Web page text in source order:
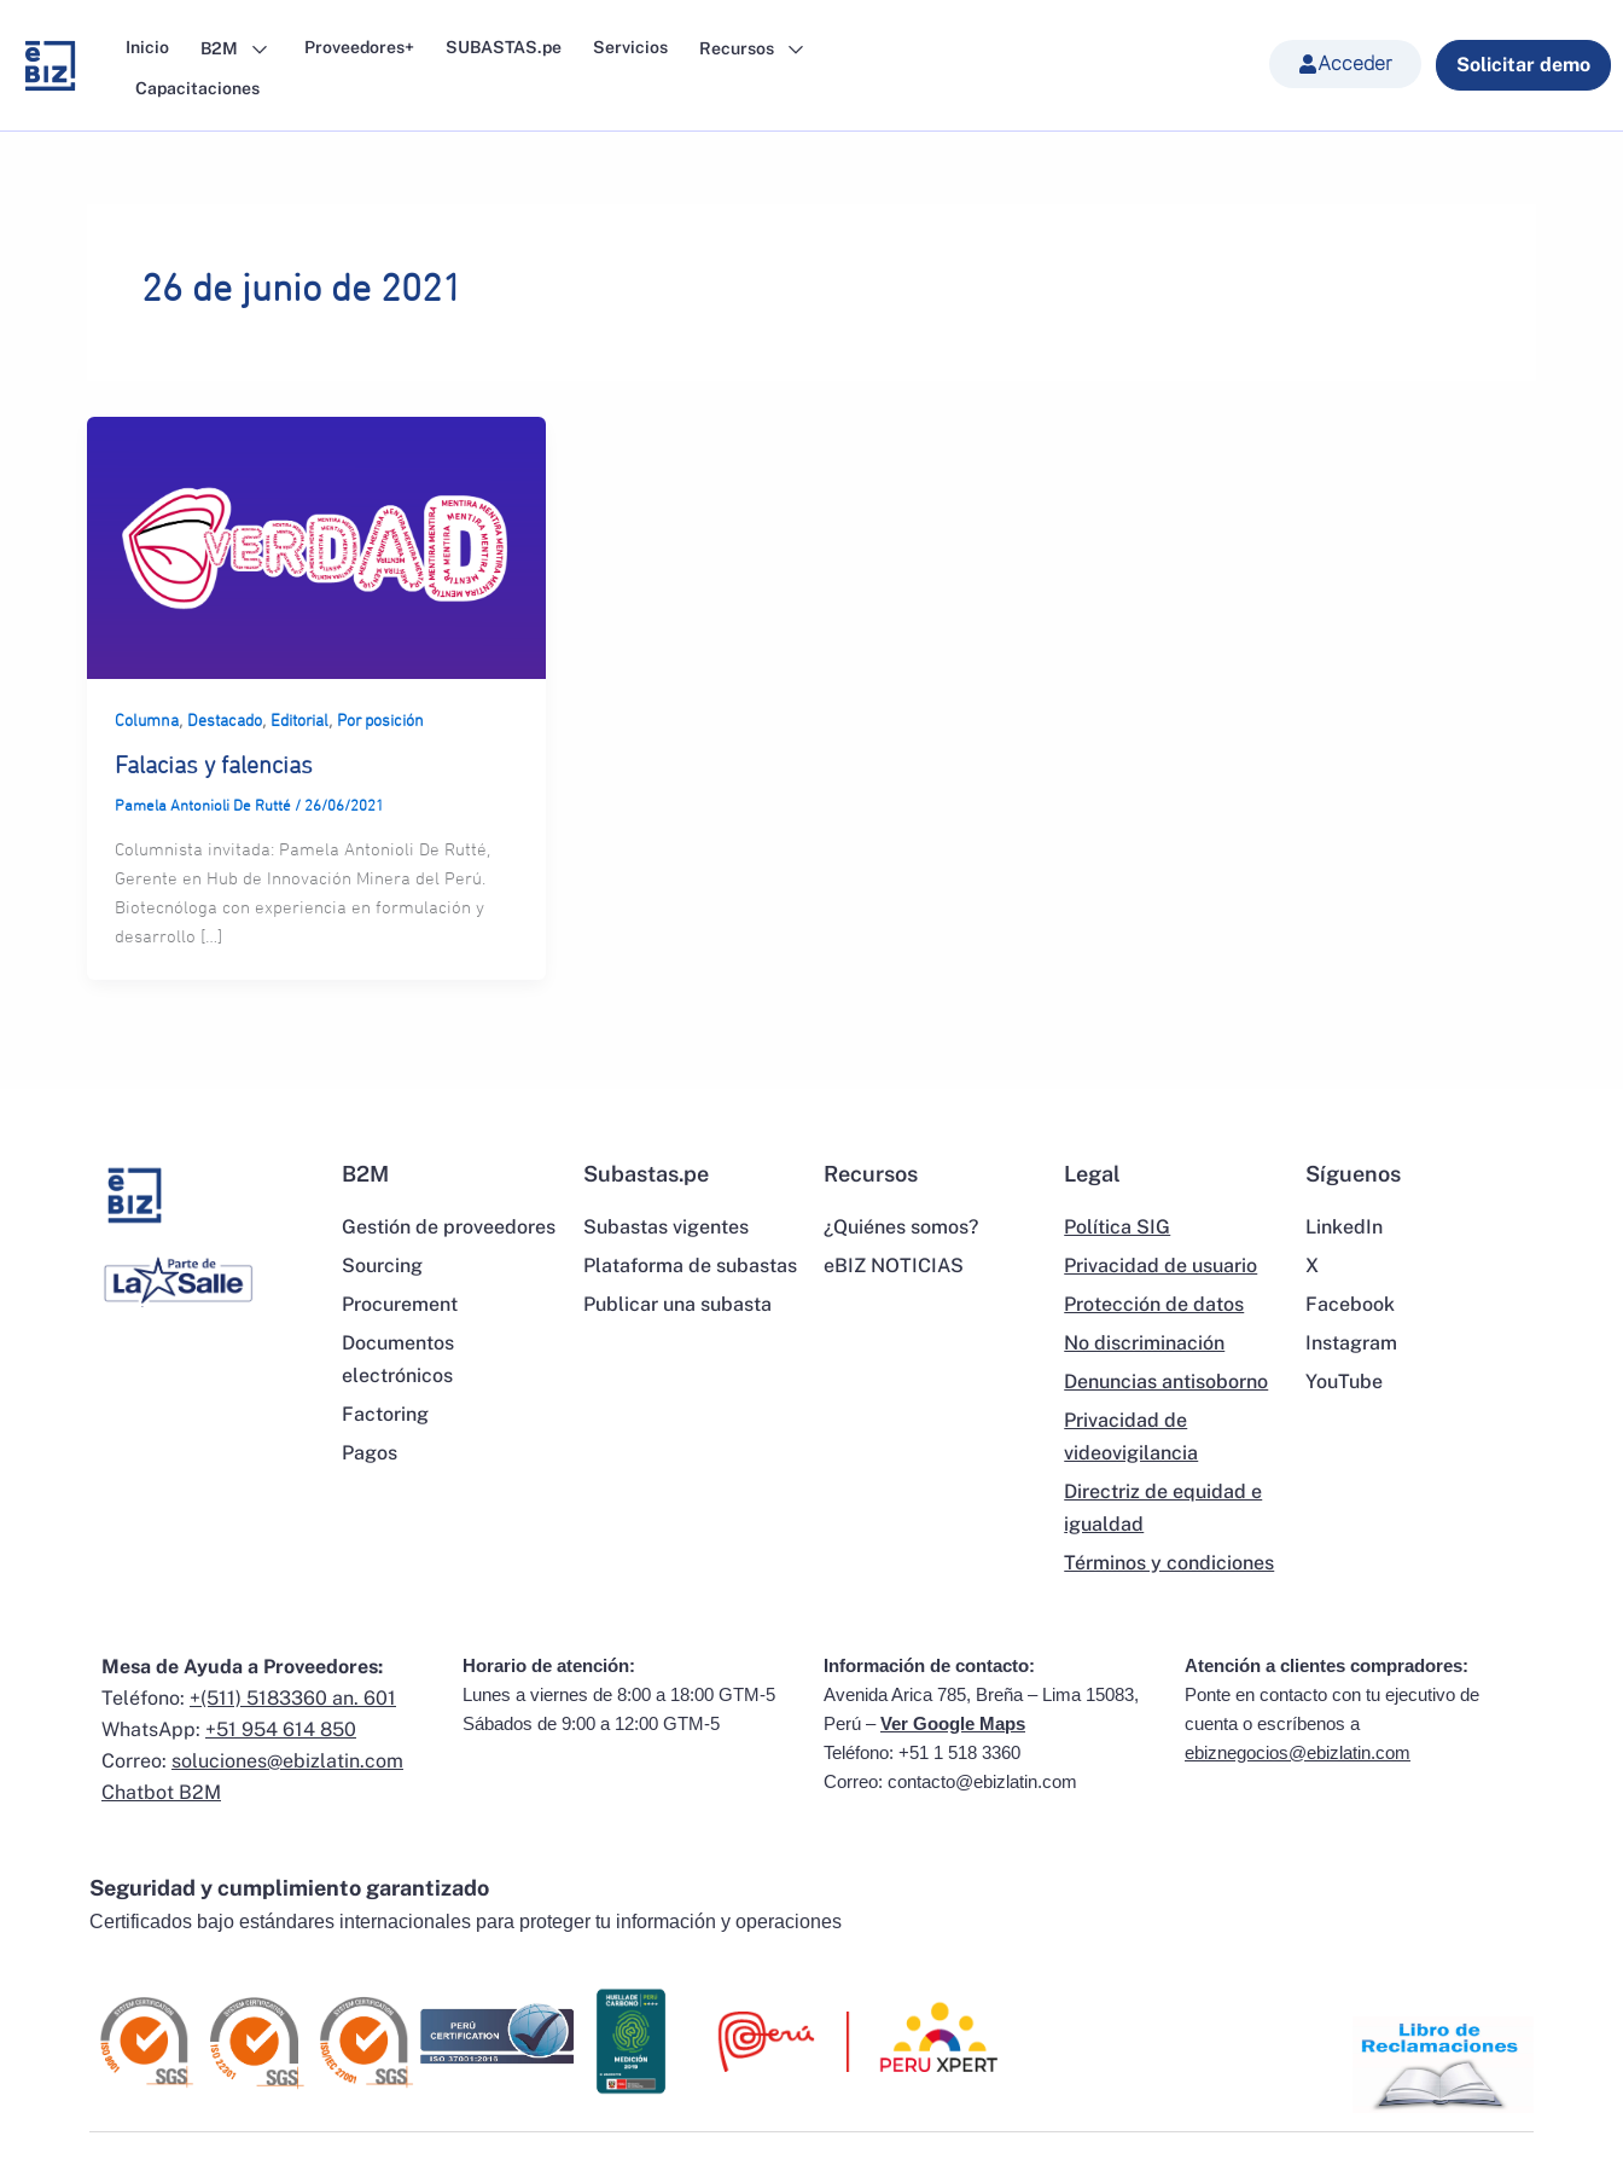
content
Inicio B2M Proveedores+ SUBASTAS.pe Servicios Recursos
Capacitaciones
Acceder Solicitar demo
26 de junio de 2021
Columna, Destacado, Editorial, Por posición
Falacias y falencias
Pamela Antonioli De Rutté / 26/06/2021
Columnista invitada: Pamela Antonioli De Rutté,
Gerente en Hub de Innovación Minera del Perú.
Biotecnóloga con experiencia en formulación y
desarrollo […]
B2M
Gestión de proveedores
Sourcing
Procurement
Documentos
electrónicos
Factoring
Pagos
Subastas.pe
Subastas vigentes
Plataforma de subastas
Publicar una subasta
Recursos
¿Quiénes somos?
eBIZ NOTICIAS
Legal
Política SIG
Privacidad de usuario
Protección de datos
No discriminación
Denuncias antisoborno
Privacidad de
videovigilancia
Directriz de equidad e
igualdad
Términos y condiciones
Síguenos
LinkedIn
X
Facebook
Instagram
YouTube
Mesa de Ayuda a Proveedores:
Teléfono: +(511) 5183360 an. 601
WhatsApp: +51 954 614 850
Correo: soluciones@ebizlatin.com
Chatbot B2M
Horario de atención:
Lunes a viernes de 8:00 a 18:00 GTM-5
Sábados de 9:00 a 12:00 GTM-5
Información de contacto:
Avenida Arica 785, Breña – Lima 15083,
Perú –Ver Google Maps
Teléfono: +51 1 518 3360
Correo: contacto@ebizlatin.com
Atención a clientes compradores:
Ponte en contacto con tu ejecutivo de
cuenta o escríbenos a
ebiznegocios@ebizlatin.com
Seguridad y cumplimiento garantizado
Certificados bajo estándares internacionales para proteger tu información y operaciones